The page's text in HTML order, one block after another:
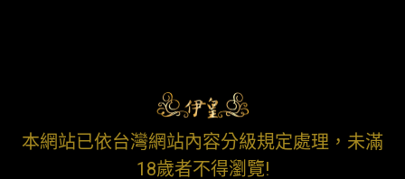
本網站已依台灣網站內容分級規定處理，未滿
18歲者不得瀏覽!